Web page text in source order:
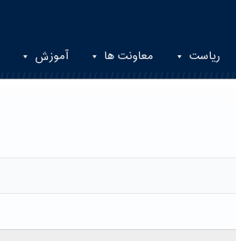
ریاست معاونت ها آموزش